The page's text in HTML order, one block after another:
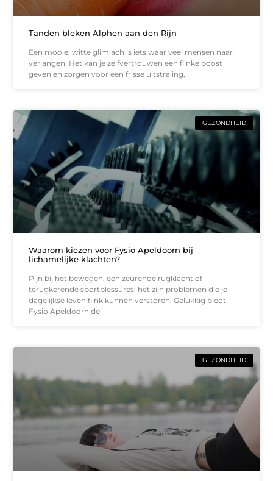
Tanden bleken Alphen aan den Rijn
Een mooie, witte glimlach is iets waar veel mensen naar
verlangen. Het kan je zelfvertrouwen een flinke boost
geven en zorgen voor een frisse uitstraling,
GEZONDHEID
Waarom kiezen voor Fysio Apeldoorn bij
lichamelijke klachten?
Pijn bij het bewegen, een zeurende rugklacht of
terugkerende sportblessures: het zijn problemen die je
dagelijkse leven flink kunnen verstoren. Gelukkig biedt
Fysio Apeldoorn de
GEZONDHEID